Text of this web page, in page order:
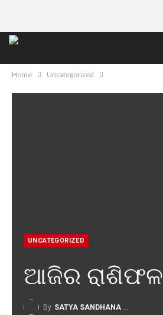
Home Uncategorized
UNCATEGORIZED
ଆଜିର ରାଶିଫଳ
By SATYA SANDHANA DESK